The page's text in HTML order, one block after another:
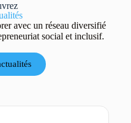
avec un réseau diversifié
social et inclusif.